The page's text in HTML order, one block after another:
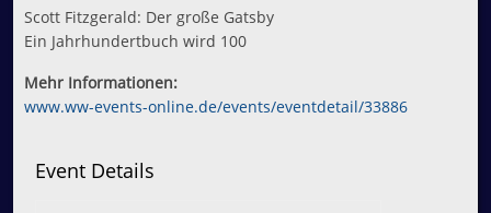
Scott Fitzgerald: Der große Gatsby
Ein Jahrhundertbuch wird 100
Mehr Informationen:
www.ww-events-online.de/events/eventdetail/33886
Event Details